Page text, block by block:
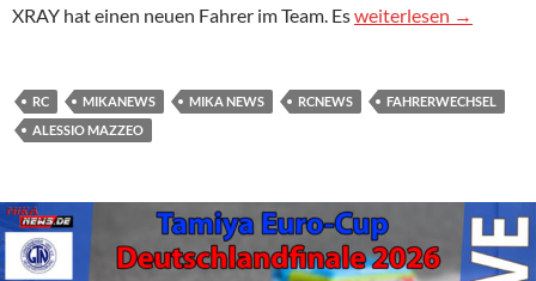
XRAY hat einen neuen Fahrer im Team. EsMazzeo wechselt in
weiterlesen →
RC MIKANEWS MIKA NEWS RCNEWS
FAHRERWECHSEL
ALESSIO MAZZEO